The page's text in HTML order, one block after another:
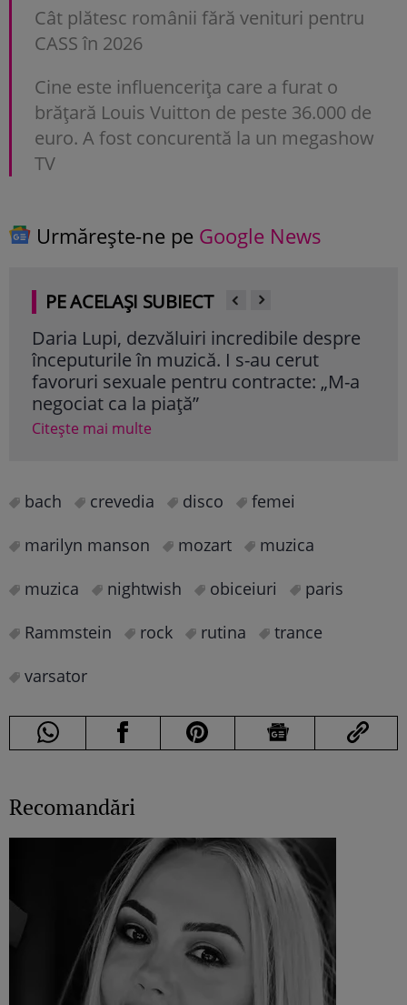
Cât plătesc românii fără venituri pentru
CASS în 2026
Cine este influencerița care a furat o
brățară Louis Vuitton de peste 36.000 de
euro. A fost concurentă la un megashow
TV
Urmărește-ne pe Google News
PE ACELAȘI SUBIECT
Daria Lupi, dezvăluiri incredibile despre
începuturile în muzică. I s-au cerut
favoruri sexuale pentru contracte: „M-a
negociat ca la piață”
Citește mai multe
bach crevedia disco
femei
marilyn manson
mozart
muzica
muzica
nightwish obiceiuri
paris
Rammstein
rock rutina
trance
varsator
Recomandări